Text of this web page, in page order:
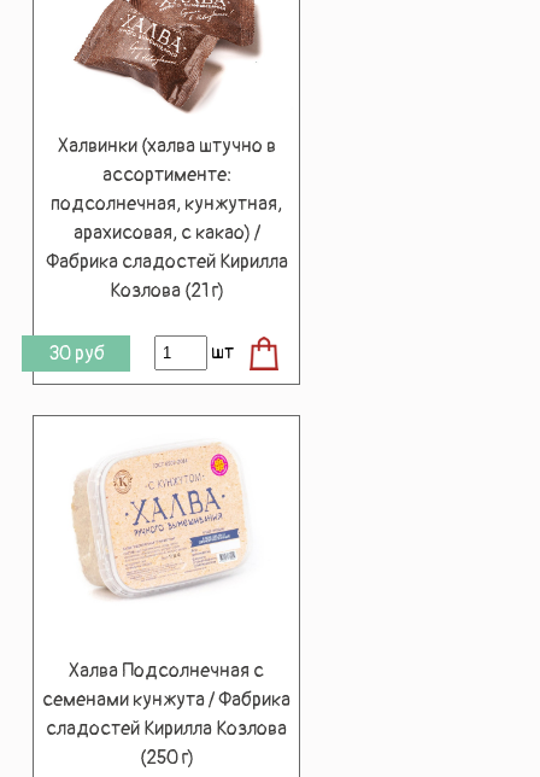
Халвинки (халва штучно в
ассортименте:
подсолнечная, кунжутная,
арахисовая, с какао) /
Фабрика сладостей Кирилла
Козлова (21 г)
30 руб шт
Халва Подсолнечная с
семенами кунжута / Фабрика
сладостей Кирилла Козлова
(250 г)